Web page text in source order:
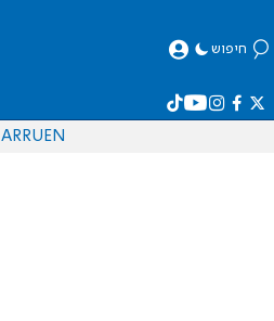
חיפוש
EN
RU
AR